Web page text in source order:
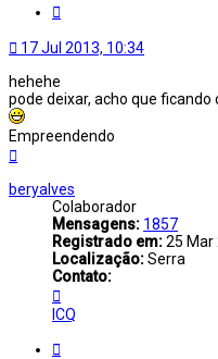
17 Jul 2013, 10:34
hehehe
pode deixar, acho que
Empreendendo
topo
beryalves
Colaborador
Mensagens: 1857
Registrado em:25 Mar
Localização:Serra
Contato:
beryalves
ICQ